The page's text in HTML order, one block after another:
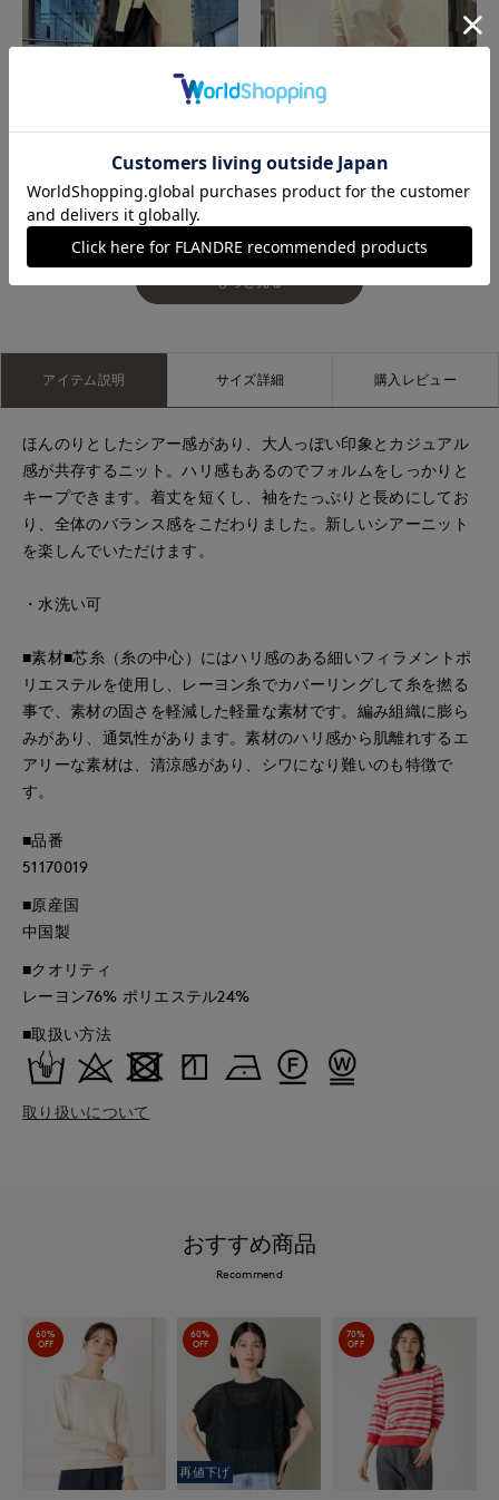
博多大丸7-IDconcept. 立川伊勢丹I.T.'S.international
もっと見る
アイテム説明 サイズ詳細 購入レビュー
ほんのりとしたシアー感があり、大人っぽい印象とカジュアル
感が共存するニット。ハリ感もあるのでフォルムをしっかりと
キープできます。着丈を短くし、袖をたっぷりと長めにしてお
り、全体のバランス感をこだわりました。新しいシアーニット
を楽しんでいただけます。
・水洗い可
■素材■芯糸（糸の中心）にはハリ感のある細いフィラメントポ
リエステルを使用し、レーヨン糸でカバーリングして糸を撚る
事で、素材の固さを軽減した軽量な素材です。編み組織に膨ら
みがあり、通気性があります。素材のハリ感から肌離れするエ
アリーな素材は、清涼感があり、シワになり難いのも特徴で
す。
■品番
51170019
■原産国
中国製
■クオリティ
レーヨン76% ポリエステル24%
■取扱い方法
取り扱いについて
おすすめ商品
Recommend
60%
OFF
60%
OFF
再値下げ
70%
OFF